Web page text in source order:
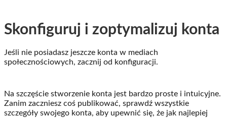
Skonfiguruj i zoptymalizuj konta
Jeśli nie posiadasz jeszcze konta w mediach
społecznościowych, zacznij od konfiguracji.
Na szczęście stworzenie konta jest bardzo proste i intuicyjne.
Zanim zaczniesz coś publikować, sprawdź wszystkie
szczegóły swojego konta, aby upewnić się, że jak najlepiej